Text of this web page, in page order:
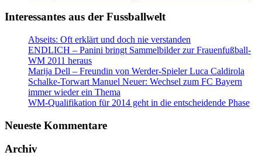
Interessantes aus der Fussballwelt
Abseits: Oft erklärt und doch nie verstanden
ENDLICH – Panini bringt Sammelbilder zur Frauenfußball-
WM 2011 heraus
Marija Dell – Freundin von Werder-Spieler Luca Caldirola
Schalke-Torwart Manuel Neuer: Wechsel zum FC Bayern
immer wieder ein Thema
WM-Qualifikation für 2014 geht in die entscheidende Phase
Neueste Kommentare
Archiv